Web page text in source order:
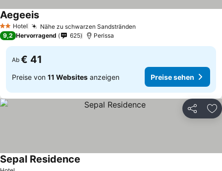
2 Sterne
Hotel Nähe zu schwarzen Sandstränden
Aegeeis
9,2 Hervorragend 625 Perissa
Ab € 41
Preise von 11 Websites anzeigen Preise sehen
Teilen
Sepal Residence